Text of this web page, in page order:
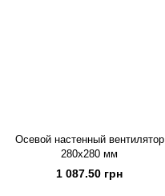
Осевой настенный вентилятор
280х280 мм
1 087.50 грн